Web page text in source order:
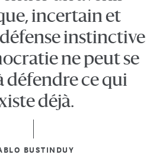
incertain et
instinctive
ne peut se
défendre ce qui
déjà.
BUSTINDUY